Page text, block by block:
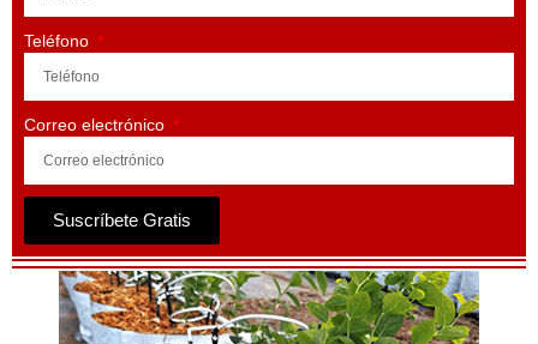
Teléfono
Correo electrónico
Suscríbete Gratis